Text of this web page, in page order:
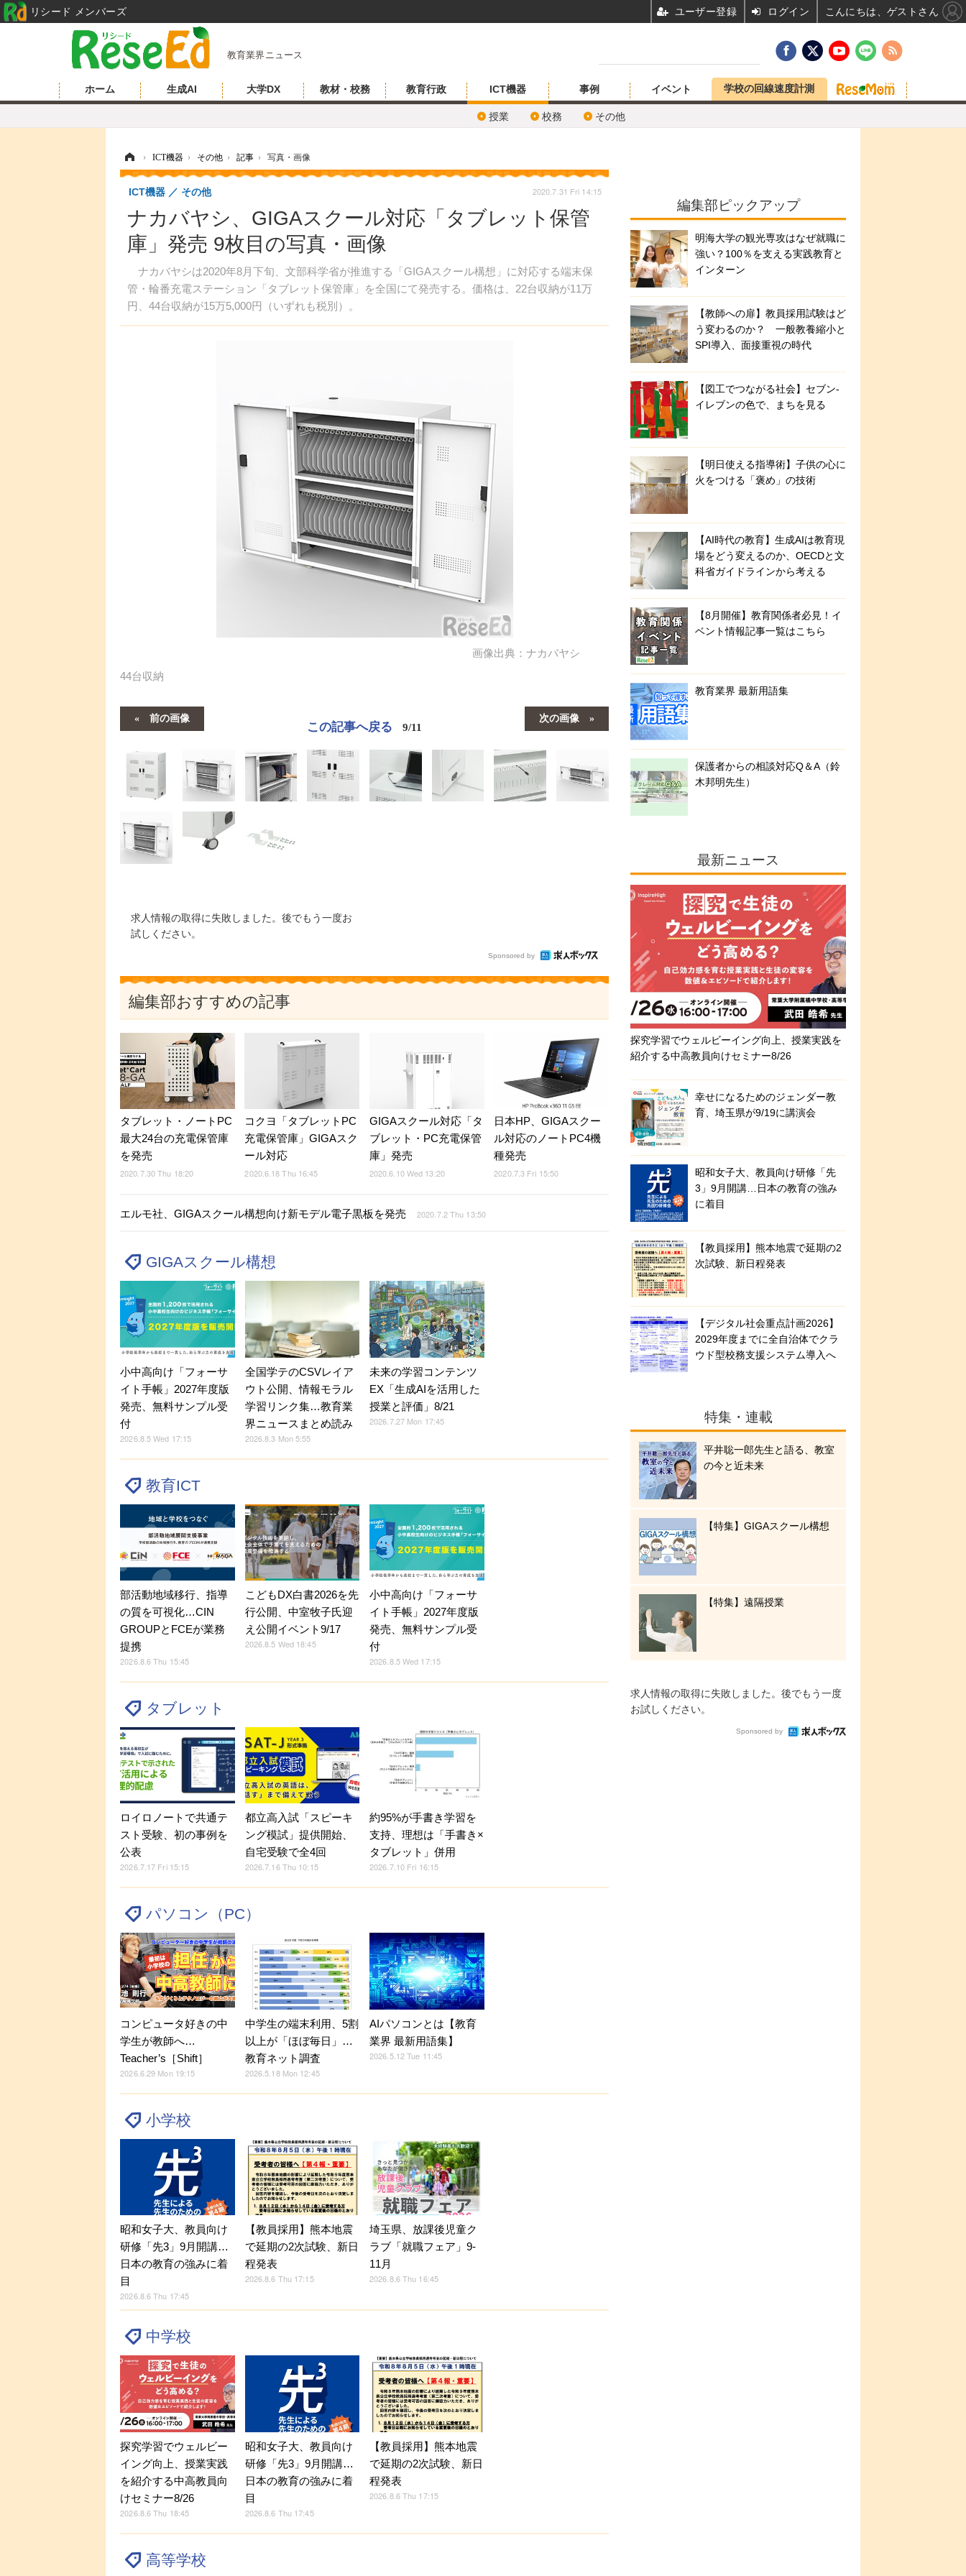
教育業界ニュース
ホーム 生成AI 大学DX 教材・校務 教育行政 ICT機器
授業 校務 その他
事例 イベント 学校の回線速度計測
› ICT機器 › その他 › 記事 › 写真・画像
ナカバヤシ、GIGAスクール対応「タブレット保管
庫」発売 9枚目の写真・画像
ナカバヤシは2020年8月下旬、文部科学省が推進する「GIGAスクール構想」に対応する端末保
管・輪番充電ステーション「タブレット保管庫」を全国にて発売する。価格は、22台収納が11万
円、44台収納が15万5,000円（いずれも税別）。
ICT機器 その他 2020.7.31 Fri 14:15
画像出典：ナカバヤシ
44台収納
前の画像 次の画像
この記事へ戻る 9/11
求人情報の取得に失敗しました。後でもう一度お
試しください。
Sponsored by
編集部おすすめの記事
タブレット・ノートPC
最大24台の充電保管庫
を発売
2020.7.30 Thu 18:20
コクヨ「タブレットPC
充電保管庫」GIGAスク
ール対応
2020.6.18 Thu 16:45
GIGAスクール対応「タ
ブレット・PC充電保管
庫」発売
2020.6.10 Wed 13:20
日本HP、GIGAスクー
ル対応のノートPC4機
種発売
2020.7.3 Fri 15:50
エルモ社、GIGAスクール構想向け新モデル電子黒板を発売 2020.7.2 Thu 13:50
GIGAスクール構想
小中高向け「フォーサ
イト手帳」2027年度版
発売、無料サンプル受
付
2026.8.5 Wed 17:15
全国学テのCSVレイア
ウト公開、情報モラル
学習リンク集…教育業
界ニュースまとめ読み
2026.8.3 Mon 5:55
未来の学習コンテンツ
EX「生成AIを活用した
授業と評価」8/21
2026.7.27 Mon 17:45
教育ICT
部活動地域移行、指導
の質を可視化…CIN
GROUPとFCEが業務
提携
2026.8.6 Thu 15:45
こどもDX白書2026を先
行公開、中室牧子氏迎
え公開イベント9/17
2026.8.5 Wed 18:45
小中高向け「フォーサ
イト手帳」2027年度版
発売、無料サンプル受
付
2026.8.5 Wed 17:15
タブレット
ロイロノートで共通テ
スト受験、初の事例を
公表
2026.7.17 Fri 15:15
都立高入試「スピーキ
ング模試」提供開始、
自宅受験で全4回
2026.7.16 Thu 10:15
約95%が手書き学習を
支持、理想は「手書き×
タブレット」併用
2026.7.10 Fri 16:15
パソコン（PC）
コンピュータ好きの中
学生が教師へ…
Teacher’s［Shift］
2026.6.29 Mon 19:15
中学生の端末利用、5割
以上が「ほぼ毎日」…
教育ネット調査
2026.5.18 Mon 12:45
AIパソコンとは【教育
業界 最新用語集】
2026.5.12 Tue 11:45
小学校
昭和女子大、教員向け
研修「先3」9月開講…
日本の教育の強みに着
目
2026.8.6 Thu 17:45
【教員採用】熊本地震
で延期の2次試験、新日
程発表
2026.8.6 Thu 17:15
埼玉県、放課後児童ク
ラブ「就職フェア」9-
11月
2026.8.6 Thu 16:45
中学校
探究学習でウェルビー
イング向上、授業実践
を紹介する中高教員向
けセミナー8/26
2026.8.6 Thu 18:45
昭和女子大、教員向け
研修「先3」9月開講…
日本の教育の強みに着
目
2026.8.6 Thu 17:45
【教員採用】熊本地震
で延期の2次試験、新日
程発表
2026.8.6 Thu 17:15
高等学校
編集部ピックアップ
明海大学の観光専攻はなぜ就職に
強い？100％を支える実践教育と
インターン
【教師への扉】教員採用試験はど
う変わるのか？ 一般教養縮小と
SPI導入、面接重視の時代
【図工でつながる社会】セブン‐
イレブンの色で、まちを見る
【明日使える指導術】子供の心に
火をつける「褒め」の技術
【AI時代の教育】生成AIは教育現
場をどう変えるのか、OECDと文
科省ガイドラインから考える
【8月開催】教育関係者必見！イ
ベント情報記事一覧はこちら
教育業界 最新用語集
保護者からの相談対応Q＆A（鈴
木邦明先生）
最新ニュース
探究学習でウェルビーイング向上、授業実践を
紹介する中高教員向けセミナー8/26
幸せになるためのジェンダー教
育、埼玉県が9/19に講演会
昭和女子大、教員向け研修「先
3」9月開講…日本の教育の強み
に着目
【教員採用】熊本地震で延期の2
次試験、新日程発表
【デジタル社会重点計画2026】
2029年度までに全自治体でクラ
ウド型校務支援システム導入へ
特集・連載
平井聡一郎先生と語る、教室
の今と近未来
【特集】GIGAスクール構想
【特集】遠隔授業
求人情報の取得に失敗しました。後でもう一度
お試しください。
Sponsored by
リシード メンバーズ ユーザー登録 ログイン こんにちは、ゲストさん